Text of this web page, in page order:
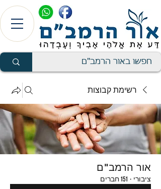
רשימת קבוצות
אור הרמב"ם
ציבורי · 151 חברים